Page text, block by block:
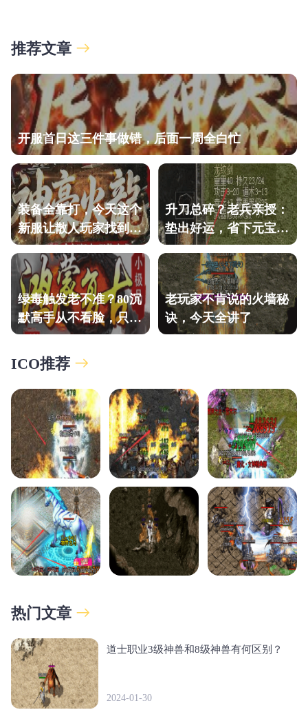
推荐文章
开服首日这三件事做错，后面一周全白忙
装备全靠打，今天这个
新服让散人玩家找到了
归宿感！
升刀总碎？老兵亲授：
垫出好运，省下元宝的
土城秘法
绿毒触发老不准？80沉
默高手从不看脸，只认
这套逻辑。
老玩家不肯说的火墙秘
诀，今天全讲了
ICO推荐
热门文章
道士职业3级神兽和8级神兽有何区别？
2024-01-30